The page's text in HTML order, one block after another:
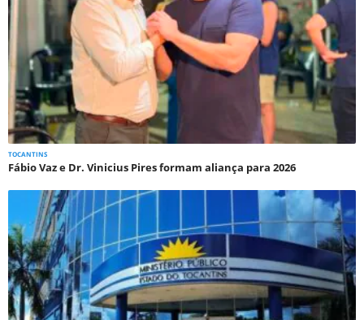
TOCANTINS
Fábio Vaz e Dr. Vinicius Pires formam aliança para 2026